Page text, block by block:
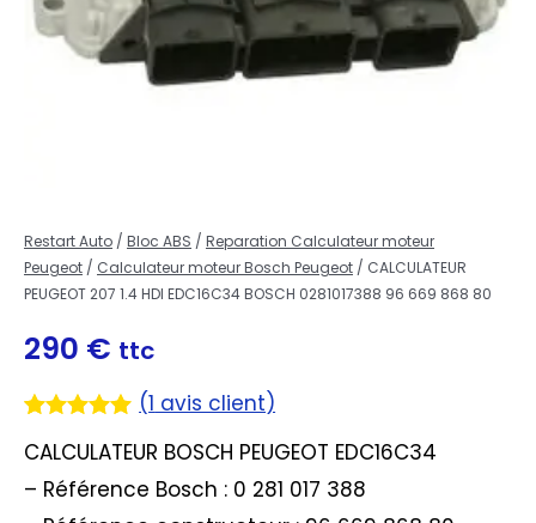
Restart Auto / Bloc ABS / Reparation Calculateur moteur
Peugeot / Calculateur moteur Bosch Peugeot / CALCULATEUR
PEUGEOT 207 1.4 HDI EDC16C34 BOSCH 0281017388 96 669 868 80
290 € ttc
sur 5
notation
client
(1 avis client)
CALCULATEUR BOSCH PEUGEOT EDC16C34
– Référence Bosch : 0 281 017 388